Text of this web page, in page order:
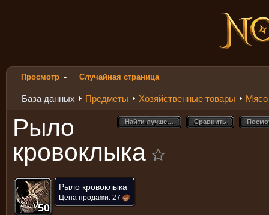
Просмотр Случайная страница
База данных Предметы Хозяйственные товары Мясо
Сравнить
Сравнить
Найти лучше…
Найти лучше…
Рыло
кровоклыка
50
50
50
50
50
50
50
50
50
Рыло кровоклыка
Цена продажи: 27